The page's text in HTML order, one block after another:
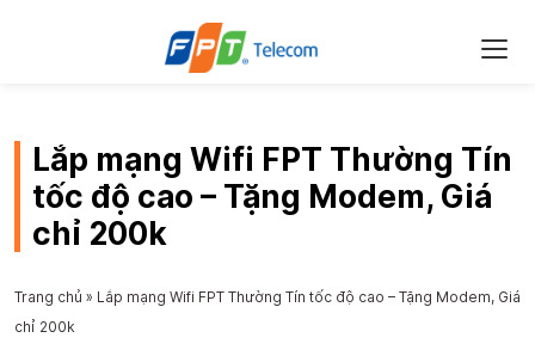
Lắp mạng Wifi FPT Thường Tín
tốc độ cao – Tặng Modem, Giá
chỉ 200k
Trang chủ » Lắp mạng Wifi FPT Thường Tín tốc độ cao – Tặng Modem, Giá
chỉ 200k